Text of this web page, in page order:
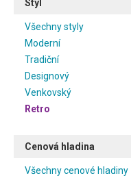
Styl
Všechny styly
Moderní
Tradiční
Designový
Venkovský
Retro
Cenová hladina
Všechny cenové hladiny